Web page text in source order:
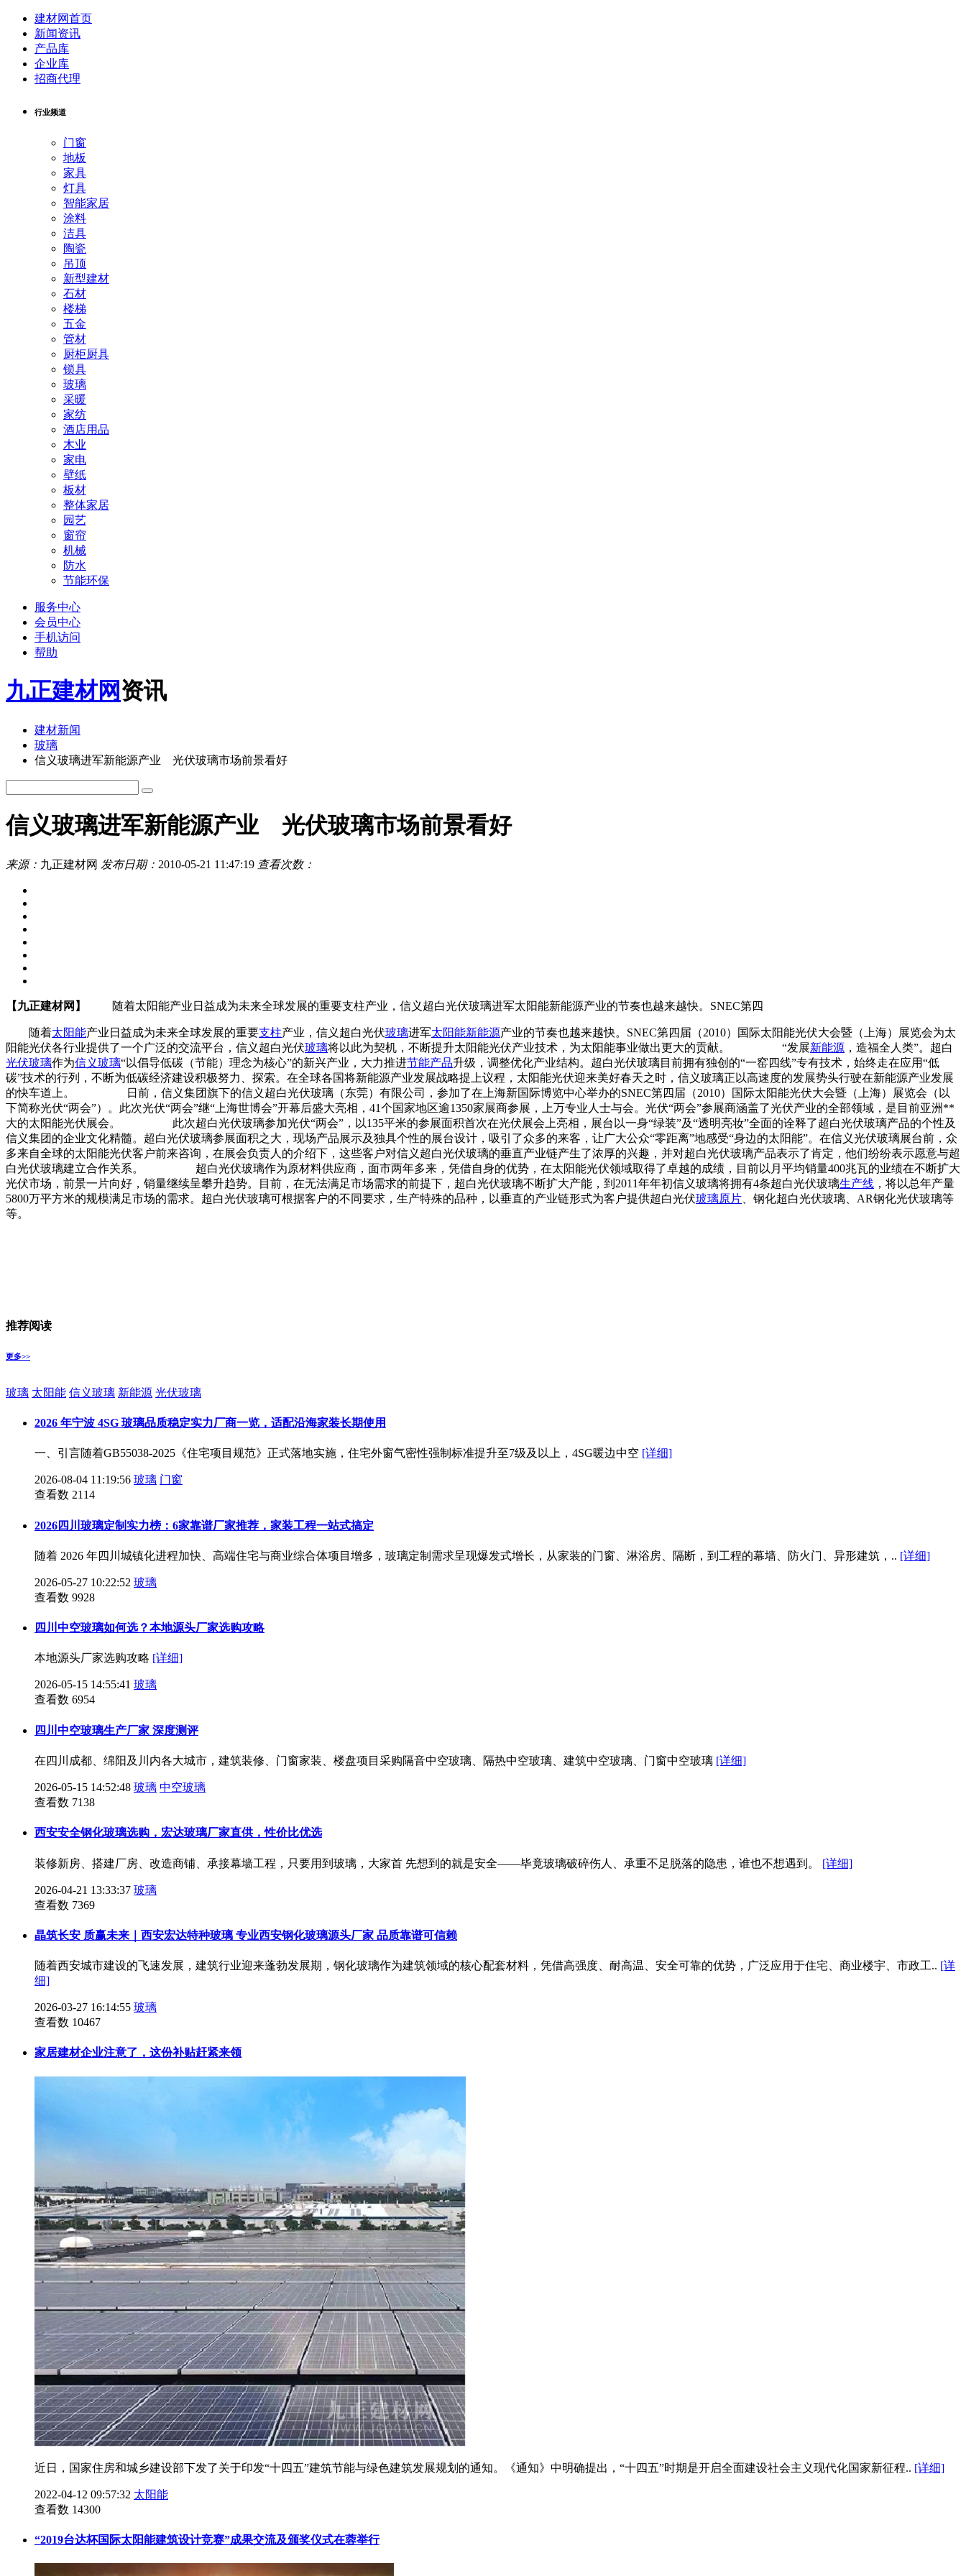
建材网首页
新闻资讯
产品库
企业库
招商代理
行业频道
门窗
地板
家具
灯具
智能家居
涂料
洁具
陶瓷
吊顶
新型建材
石材
楼梯
五金
管材
厨柜厨具
锁具
玻璃
采暖
家纺
酒店用品
木业
家电
壁纸
板材
整体家居
园艺
窗帘
机械
防水
节能环保
服务中心
会员中心
手机访问
帮助
九正建材网资讯
建材新闻
玻璃
信义玻璃进军新能源产业 光伏玻璃市场前景看好
信义玻璃进军新能源产业 光伏玻璃市场前景看好
来源： 九正建材网 发布日期： 2010-05-21 11:47:19 查看次数：
【九正建材网】 随着太阳能产业日益成为未来全球发展的重要支柱产业，信义超白光伏玻璃进军太阳能新能源产业的节奏也越来越快。SNEC第四
随着太阳能产业日益成为未来全球发展的重要支柱产业，信义超白光伏玻璃进军太阳能新能源产业的节奏也越来越快。SNEC第四届（2010）国际太阳能光伏大会暨（上海）展览会为太
阳能光伏各行业提供了一个广泛的交流平台，信义超白光伏玻璃将以此为契机，不断提升太阳能光伏产业技术，为太阳能事业做出更大的贡献。 “发展新能源 ，造福全人类”。超白
光伏玻璃作为信义玻璃“以倡导低碳（节能）理念为核心”的新兴产业，大力推进节能产品升级，调整优化产业结构。超白光伏玻璃目前拥有独创的“一窑四线”专有技术，始终走在应用“低
碳”技术的行列，不断为低碳经济建设积极努力、探索。在全球各国将新能源产业发展战略提上议程，太阳能光伏迎来美好春天之时，信义玻璃正以高速度的发展势头行驶在新能源产业发展
的快车道上。 日前，信义集团旗下的信义超白光伏玻璃（东莞）有限公司，参加了在上海新国际博览中心举办的SNEC第四届（2010）国际太阳能光伏大会暨（上海）展览会（以
下简称光伏“两会”）。此次光伏“两会”继“上海世博会”开幕后盛大亮相，41个国家地区逾1350家展商参展，上万专业人士与会。光伏“两会”参展商涵盖了光伏产业的全部领域，是目前亚洲**
大的太阳能光伏展会。 此次超白光伏玻璃参加光伏“两会”，以135平米的参展面积首次在光伏展会上亮相，展台以一身“绿装”及“透明亮妆”全面的诠释了超白光伏玻璃产品的个性及
信义集团的企业文化精髓。超白光伏玻璃参展面积之大，现场产品展示及独具个性的展台设计，吸引了众多的来客，让广大公众“零距离”地感受“身边的太阳能”。在信义光伏玻璃展台前，众
多来自全球的太阳能光伏客户前来咨询，在展会负责人的介绍下，这些客户对信义超白光伏玻璃的垂直产业链产生了浓厚的兴趣，并对超白光伏玻璃产品表示了肯定，他们纷纷表示愿意与超
白光伏玻璃建立合作关系。 超白光伏玻璃作为原材料供应商，面市两年多来，凭借自身的优势，在太阳能光伏领域取得了卓越的成绩，目前以月平均销量400兆瓦的业绩在不断扩大
光伏市场，前景一片向好，销量继续呈攀升趋势。目前，在无法满足市场需求的前提下，超白光伏玻璃不断扩大产能，到2011年年初信义玻璃将拥有4条超白光伏玻璃生产线 ，将以总年产量
5800万平方米的规模满足市场的需求。超白光伏玻璃可根据客户的不同要求，生产特殊的品种，以垂直的产业链形式为客户提供超白光伏玻璃原片 、钢化超白光伏玻璃、AR钢化光伏玻璃等
等。
推荐阅读
更多>>
玻璃 太阳能 信义玻璃 新能源 光伏玻璃
2026 年宁波 4SG 玻璃品质稳定实力厂商一览，适配沿海家装长期使用
一、引言随着GB55038-2025《住宅项目规范》正式落地实施，住宅外窗气密性强制标准提升至7级及以上，4SG暖边中空 [详细]
2026-08-04 11:19:56 玻璃 门窗
查看数 2114
2026四川玻璃定制实力榜：6家靠谱厂家推荐，家装工程一站式搞定
随着 2026 年四川城镇化进程加快、高端住宅与商业综合体项目增多，玻璃定制需求呈现爆发式增长，从家装的门窗、淋浴房、隔断，到工程的幕墙、防火门、异形建筑，.. [详细]
2026-05-27 10:22:52 玻璃
查看数 9928
四川中空玻璃如何选？本地源头厂家选购攻略
本地源头厂家选购攻略 [详细]
2026-05-15 14:55:41 玻璃
查看数 6954
四川中空玻璃生产厂家 深度测评
在四川成都、绵阳及川内各大城市，建筑装修、门窗家装、楼盘项目采购隔音中空玻璃、隔热中空玻璃、建筑中空玻璃、门窗中空玻璃 [详细]
2026-05-15 14:52:48 玻璃 中空玻璃
查看数 7138
西安安全钢化玻璃选购，宏达玻璃厂家直供，性价比优选
装修新房、搭建厂房、改造商铺、承接幕墙工程，只要用到玻璃，大家首 先想到的就是安全——毕竟玻璃破碎伤人、承重不足脱落的隐患，谁也不想遇到。 [详细]
2026-04-21 13:33:37 玻璃
查看数 7369
晶筑长安 质赢未来｜西安宏达特种玻璃 专业西安钢化玻璃源头厂家 品质靠谱可信赖
随着西安城市建设的飞速发展，建筑行业迎来蓬勃发展期，钢化玻璃作为建筑领域的核心配套材料，凭借高强度、耐高温、安全可靠的优势，广泛应用于住宅、商业楼宇、市政工.. [详
细]
2026-03-27 16:14:55 玻璃
查看数 10467
家居建材企业注意了，这份补贴赶紧来领
近日，国家住房和城乡建设部下发了关于印发“十四五”建筑节能与绿色建筑发展规划的通知。《通知》中明确提出，“十四五”时期是开启全面建设社会主义现代化国家新征程.. [详细]
2022-04-12 09:57:32 太阳能
查看数 14300
“2019台达杯国际太阳能建筑设计竞赛”成果交流及颁奖仪式在蓉举行